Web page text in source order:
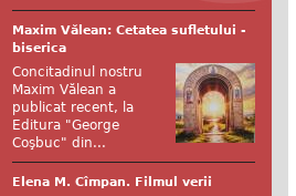
Maxim Vălean: Cetatea sufletului -
biserica
Concitadinul nostru
Maxim Vălean a
publicat recent, la
Editura "George
Coşbuc" din...
Elena M. Cîmpan. Filmul verii